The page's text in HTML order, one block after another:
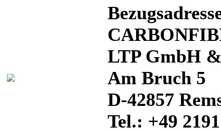
D-42857
Tel.: +49